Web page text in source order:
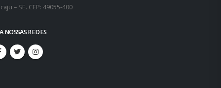
– SE. CEP: 49055-400
NOSSAS REDES